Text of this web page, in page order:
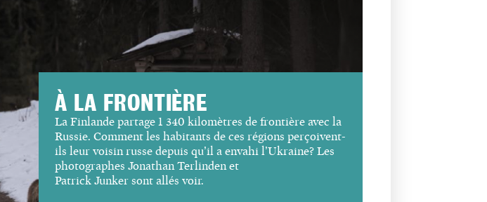
À LA FRONTIÈRE
La Finlande partage 1 340 kilomètresde frontière avec la
Russie. Comment leshabitants de ces régions perçoivent-
ils leurvoisin russe depuis qu’il a envahi l’Ukraine?Les
photographes Jonathan Terlinden et
Patrick Junker sont allés voir.